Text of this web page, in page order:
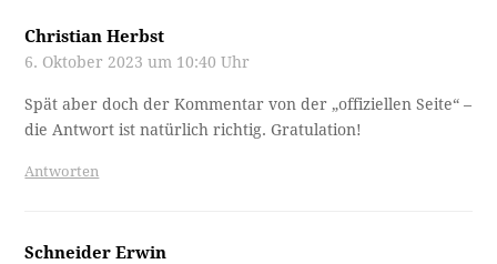
Christian Herbst
6. Oktober 2023 um 10:40 Uhr
Spät aber doch der Kommentar von der „offiziellen Seite“ –
die Antwort ist natürlich richtig. Gratulation!
Antworten
Schneider Erwin